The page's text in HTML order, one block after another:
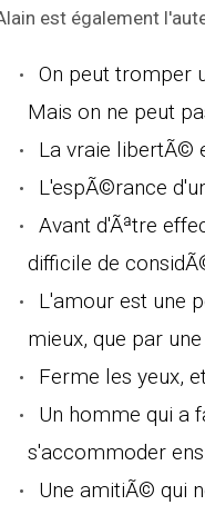
est également
On peut tromper
Mais on ne peut
La vraie libertÃ©
L'espÃ©rance
Avant d'Ãªtre
difficile de
L'amour est une
mieux, que par
Ferme les yeux,
Un homme qui a
s'accommoder
Une amitiÃ© qui